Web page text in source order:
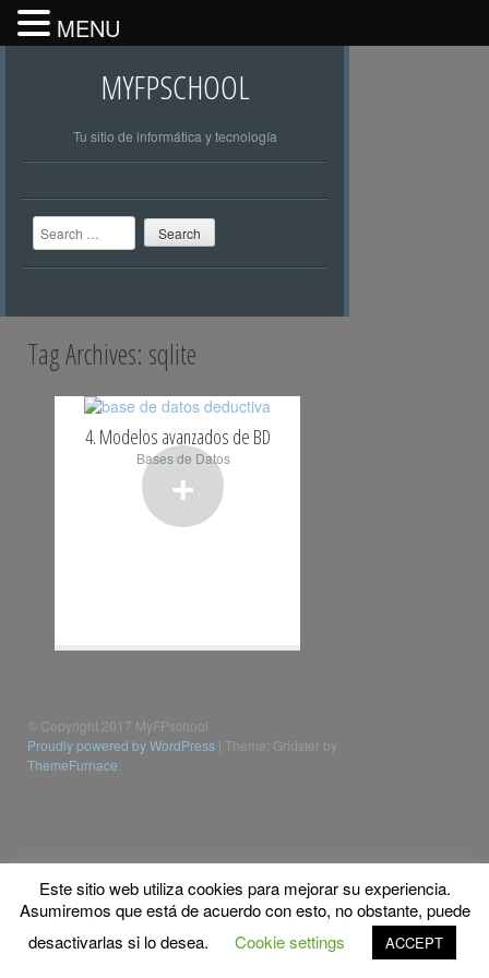
MYFPSCHOOL
Tu sitio de informática y tecnología
Search
Tag Archives: sqlite
+
4. Modelos avanzados de BD
Bases de Datos
© Copyright 2017 MyFPschool
Proudly powered by WordPress Theme: Gridster by
ThemeFurnace
Este sitio web utiliza cookies para mejorar su experiencia.
Asumiremos que está de acuerdo con esto, no obstante, puede
desactivarlas si lo desea.
Cookie settings ACCEPT
MENU